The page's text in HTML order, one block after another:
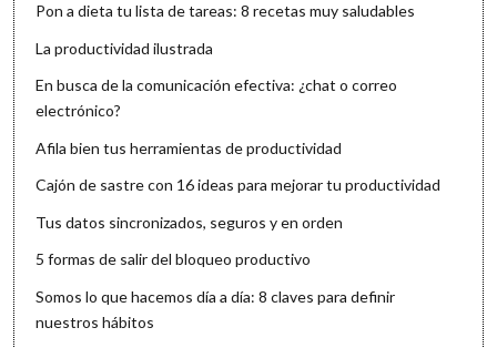
Pon a dieta tu lista de tareas: 8 recetas muy saludables
La productividad ilustrada
En busca de la comunicación efectiva: ¿chat o correo
electrónico?
Afila bien tus herramientas de productividad
Cajón de sastre con 16 ideas para mejorar tu productividad
Tus datos sincronizados, seguros y en orden
5 formas de salir del bloqueo productivo
Somos lo que hacemos día a día: 8 claves para definir
nuestros hábitos